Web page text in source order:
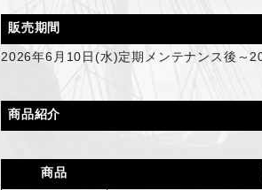
販売期間
2026年6月10日(水)定期メンテナンス後～
商品紹介
商品